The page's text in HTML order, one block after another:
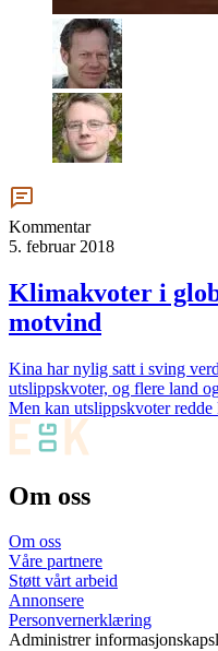
Kommentar
5. februar 2018
Klimakvoter i
motvind
Kina har nylig satt i sving
utslippskvoter, og flere land
Men kan utslippskvoter redde
Om oss
Om oss
Våre partnere
Støtt vårt arbeid
Annonsere
Personvernerklæring
Administrer